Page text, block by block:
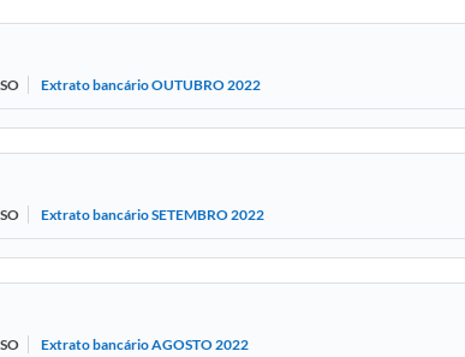
Extrato bancário OUTUBRO 2022
Extrato bancário SETEMBRO 2022
Extrato bancário AGOSTO 2022